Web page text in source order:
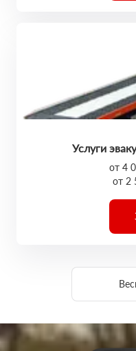
Услуги
от 4
от 2